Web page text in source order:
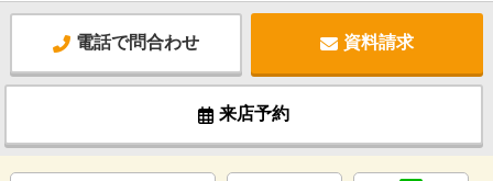
電話で問合わせ 資料請求
来店予約